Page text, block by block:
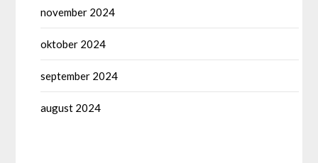
november 2024
oktober 2024
september 2024
august 2024